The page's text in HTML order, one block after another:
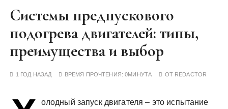
Системы предпускового
подогрева двигателей: типы,
преимущества и выбор
1 ГОД НАЗАД ВРЕМЯ ПРОЧТЕНИЯ:0МИНУТА ОТ REDACTOR
олодный запуск двигателя – это испытание